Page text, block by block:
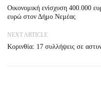
Οικονομική ενίσχυση 400.000
ευρώ στον Δήμο Νεμέας
NEXT ARTICLE
Κορινθία: 17 συλλήψεις σε